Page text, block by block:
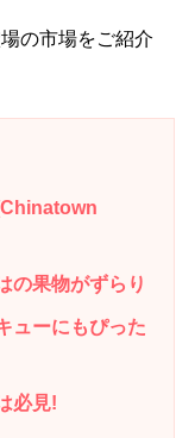
の市場をご紹介
の果物がずらり
ューにもぴった
必見!